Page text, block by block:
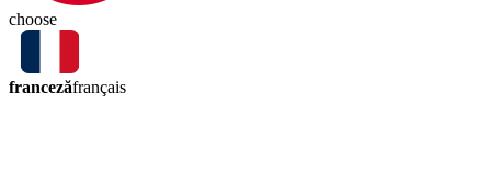
choose
francezăfrançais